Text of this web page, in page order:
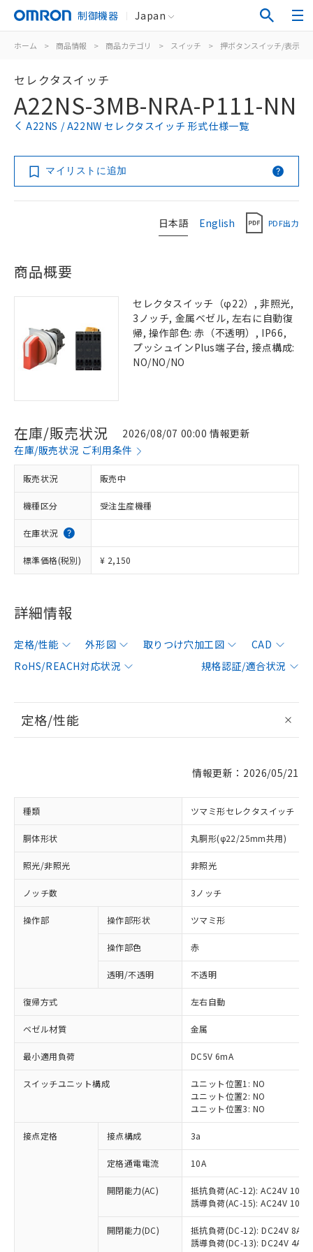
制御機器 Japan
ホーム > 商品情報 > 商品カテゴリ > スイッチ > 押ボタンスイッチ/表示灯
セレクタスイッチ
A22NS-3MB-NRA-P111-NN
A22NS / A22NW セレクタスイッチ 形式仕様一覧
マイリストに追加
日本語 English PDF出力
商品概要
セレクタスイッチ（φ22）, 非照光,
3ノッチ, 金属ベゼル, 左右に自動復
帰, 操作部色: 赤（不透明）, IP66,
プッシュインPlus端子台, 接点構成:
NO/NO/NO
在庫/販売状況
2026/08/07 00:00 情報更新
在庫/販売状況 ご利用条件
販売状況 販売中
機種区分 受注生産機種
在庫状況
標準価格(税別) ¥ 2,150
詳細情報
定格/性能 外形図 取りつけ穴加工図
CAD
RoHS/REACH対応状況
規格認証/適合状況
定格/性能
情報更新：2026/05/21
種類 ツマミ形セレクタスイッチ
胴体形状 丸胴形(φ22/25mm共用)
照光/非照光 非照光
ノッチ数 3ノッチ
操作部 操作部形状 ツマミ形
操作部色 赤
透明/不透明 不透明
復帰方式 左右自動
ベゼル材質 金属
最小適用負荷 DC5V 6mA
スイッチユニット構成
ユニット位置1: NO
ユニット位置2: NO
ユニット位置3: NO
接点定格 接点構成 3a
定格通電電流 10A
開閉能力(AC)
抵抗負荷(AC-12): AC24V 10A/
誘導負荷(AC-15): AC24V
開閉能力(DC)
抵抗負荷(DC-12): DC24V 8A/
誘導負荷(DC-13): DC24V 4A/
ご利用条件
対応済み：EU RoHS指令（10物質）の
非含有に対応した製品が提供可能な商品で
有に対応した製品に切り替える予定のある